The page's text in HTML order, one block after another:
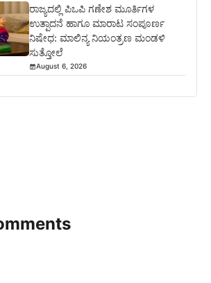
ರಾಜ್ಯದಲ್ಲಿ ಪಿಒಪಿ ಗಣೇಶ ಮೂರ್ತಿಗಳ
ಉತ್ಪಾದನೆ ಹಾಗೂ ಮಾರಾಟ ಸಂಪೂರ್ಣ
ನಿಷೇಧ: ಮಾಲಿನ್ಯ ನಿಯಂತ್ರಣ ಮಂಡಳಿ
ಸುತ್ತೋಲೆ
August 6, 2026